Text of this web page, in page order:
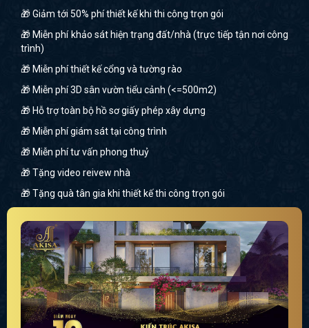
🎁 Giảm tới 50% phí thiết kế khi thi công trọn gói
🎁 Miễn phí khảo sát hiện trạng đất/nhà (trực tiếp tận nơi công
trình)
🎁 Miễn phí thiết kế cổng và tường rào
🎁 Miễn phí 3D sân vườn tiểu cảnh (<=500m2)
🎁 Hỗ trợ toàn bộ hồ sơ giấy phép xây dựng
🎁 Miễn phí giám sát tại công trình
🎁 Miễn phí tư vấn phong thuỷ
🎁 Tặng video reivew nhà
🎁 Tặng quà tân gia khi thiết kế thi công trọn gói